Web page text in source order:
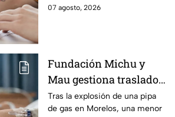
horario del Examen Control
07 agosto, 2026
Fundación Michu y
Mau gestiona traslado
a Texas de adolescente
herida en explosión de
Tras la explosión de una pipa
de gas en Morelos, una menor